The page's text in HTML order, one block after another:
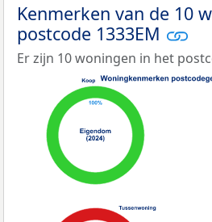
Kenmerken van de 10
postcode 1333EM
Er zijn 10 woningen in het